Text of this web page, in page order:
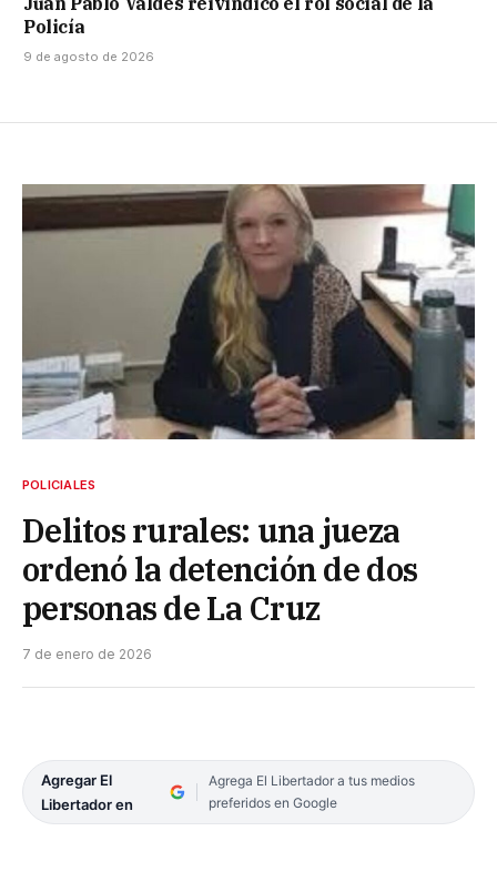
Policía
9 de agosto de 2026
POLICIALES
Delitos rurales: una jueza
ordenó la detención de dos
personas de La Cruz
7 de enero de 2026
Agregar El
Libertador en
Agrega El Libertador a tus medios
preferidos en Google